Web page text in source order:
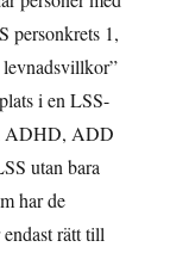
personkrets 1,
i en LSS-
ADHD, ADD
utan bara
har de
rätt till